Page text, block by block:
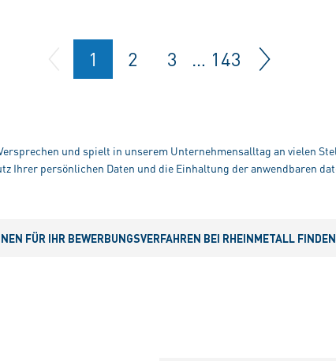
1 2 3 … 143
und spielt in unserem Unternehmensalltag an vielen
Ihrer persönlichen Daten und die Einhaltung der anwendbaren
FÜR IHR BEWERBUNGSVERFAHREN BEI RHEINMETALL